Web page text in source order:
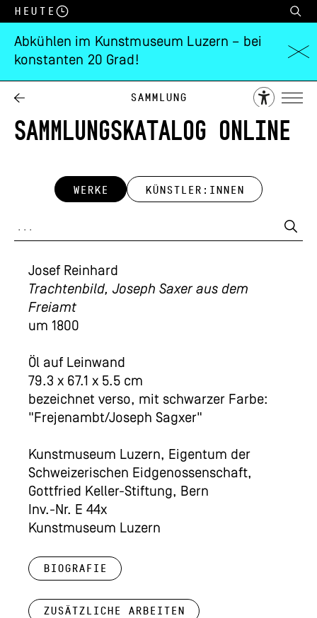
Heute
Abkühlen im Kunstmuseum Luzern – bei
konstanten 20 Grad!
Sammlung
SAMMLUNGSKATALOG ONLINE
WERKE KÜNSTLER:INNEN
Josef Reinhard
Trachtenbild, Joseph Saxer aus dem
Freiamt
um 1800
Öl auf Leinwand
79.3 x 67.1 x 5.5 cm
bezeichnet verso, mit schwarzer Farbe:
"Frejenambt/Joseph Sagxer"
Kunstmuseum Luzern, Eigentum der
Schweizerischen Eidgenossenschaft,
Gottfried Keller-Stiftung, Bern
Inv.-Nr. E 44x
Kunstmuseum Luzern
Biografie
Zusätzliche Arbeiten